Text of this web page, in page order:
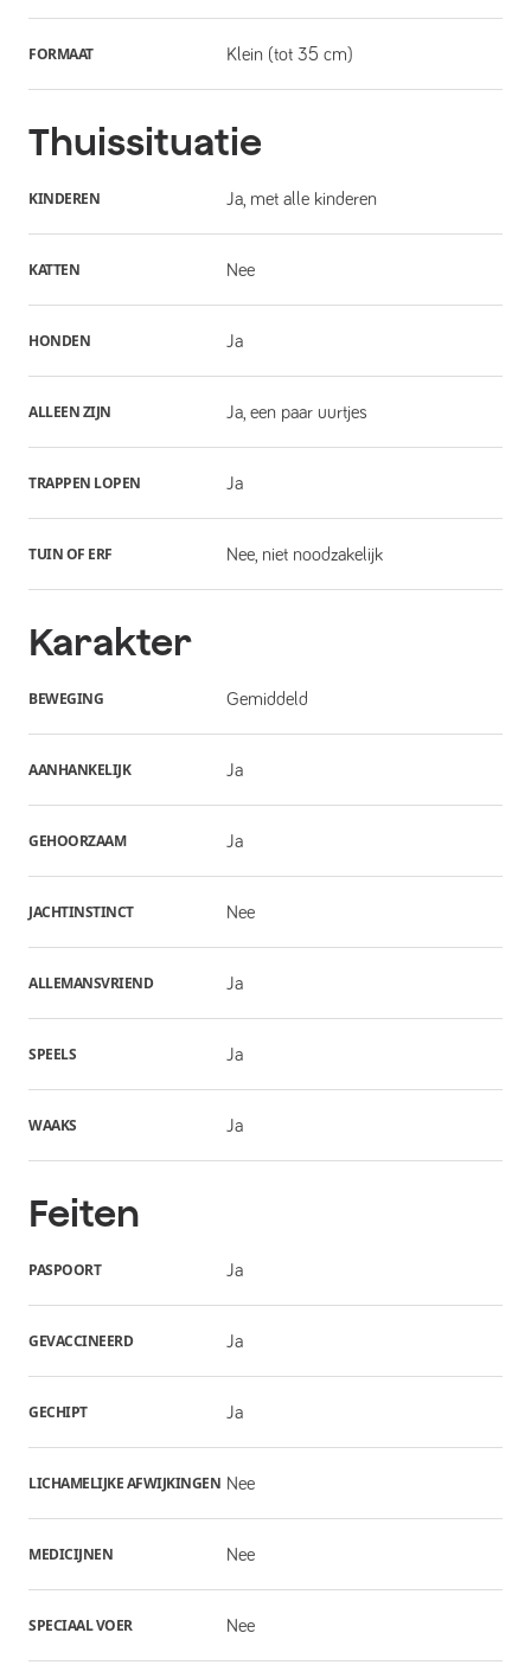
FORMAAT Klein (tot 35 cm)
Thuissituatie
KINDEREN Ja, met alle kinderen
KATTEN Nee
HONDEN Ja
ALLEEN ZIJN Ja, een paar uurtjes
TRAPPEN LOPEN Ja
TUIN OF ERF Nee, niet noodzakelijk
Karakter
BEWEGING Gemiddeld
AANHANKELIJK Ja
GEHOORZAAM Ja
JACHTINSTINCT Nee
ALLEMANSVRIEND Ja
SPEELS Ja
WAAKS Ja
Feiten
PASPOORT Ja
GEVACCINEERD Ja
GECHIPT Ja
LICHAMELIJKE AFWIJKINGEN Nee
MEDICIJNEN Nee
SPECIAAL VOER Nee